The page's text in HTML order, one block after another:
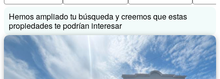
Hemos ampliado tu búsqueda y creemos que estas
propiedades te podrían interesar